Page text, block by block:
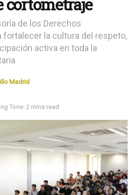
de los Derechos
fortalecer la cultura del respeto,
activa en toda la
Madrid
Time: 2 mins read